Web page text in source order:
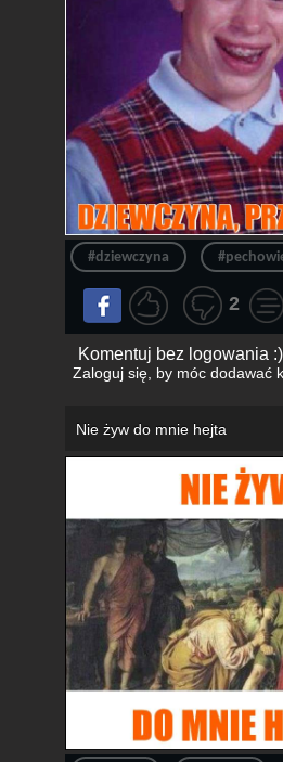
#dziewczyna
2
Komentuj bez logowania :)
Zaloguj się, by móc dodawać
Nie żyw do mnie hejta